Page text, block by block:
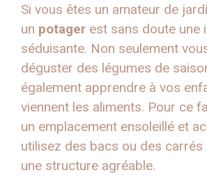
Si vous êtes un amateur de
un potager est sans doute une
séduisante. Non seulement
déguster des légumes de
également apprendre à vos
viennent les aliments. Pour ce
un emplacement ensoleillé et
utilisez des bacs ou des
une structure agréable.